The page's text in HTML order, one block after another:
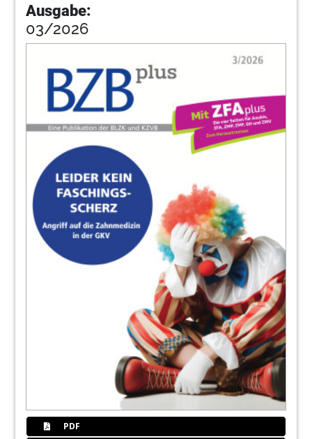
Ausgabe:
03/2026
PDF